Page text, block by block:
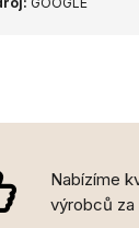
Nabízíme
výrobců za